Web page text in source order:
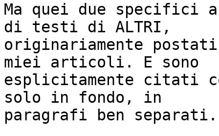
Ma quei due specifici
di testi di ALTRI,
originariamente
miei articoli. E sono
esplicitamente citati
solo in fondo, in
paragrafi ben separati.